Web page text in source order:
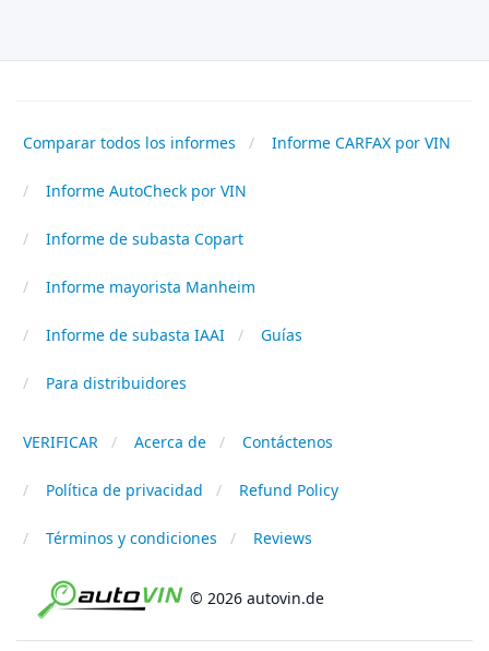
Comparar todos los informes Informe CARFAX por VIN
Informe AutoCheck por VIN
Informe de subasta Copart
Informe mayorista Manheim
Informe de subasta IAAI Guías
Para distribuidores
VERIFICAR Acerca de Contáctenos
Política de privacidad Refund Policy
Términos y condiciones Reviews
© 2026 autovin.de